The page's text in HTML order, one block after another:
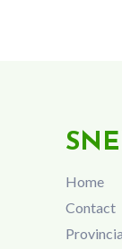
Home
Contact